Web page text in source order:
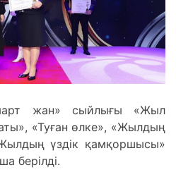
жан» сыйлығы «Жыл
«Туған өлке», «Жылдың
үздік қамқоршысы»
берілді.